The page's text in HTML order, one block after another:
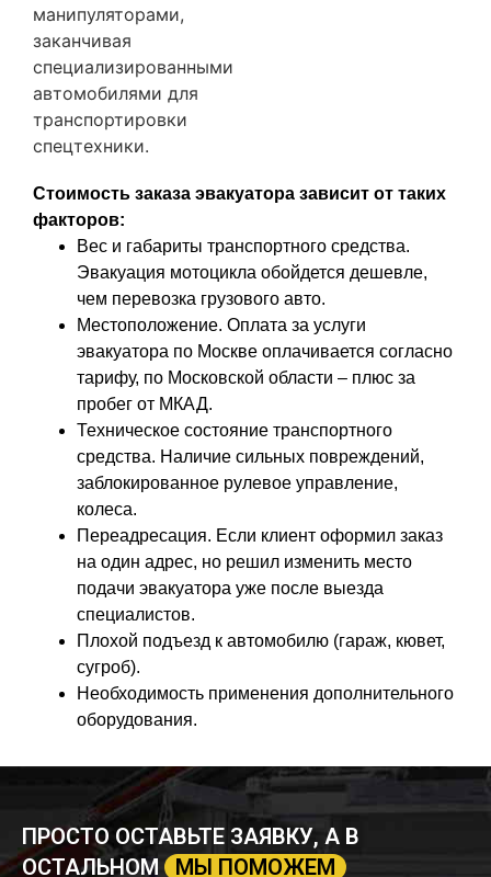
манипуляторами,
заканчивая
специализированными
автомобилями для
транспортировки
спецтехники.
Стоимость заказа эвакуатора зависит от таких
факторов:
Вес и габариты транспортного средства.
Эвакуация мотоцикла обойдется дешевле,
чем перевозка грузового авто.
Местоположение. Оплата за услуги
эвакуатора по Москве оплачивается согласно
тарифу, по Московской области – плюс за
пробег от МКАД.
Техническое состояние транспортного
средства. Наличие сильных повреждений,
заблокированное рулевое управление,
колеса.
Переадресация. Если клиент оформил заказ
на один адрес, но решил изменить место
подачи эвакуатора уже после выезда
специалистов.
Плохой подъезд к автомобилю (гараж, кювет,
сугроб).
Необходимость применения дополнительного
оборудования.
ПРОСТО ОСТАВЬТЕ ЗАЯВКУ, А В
ОСТАЛЬНОМ
МЫ ПОМОЖЕМ